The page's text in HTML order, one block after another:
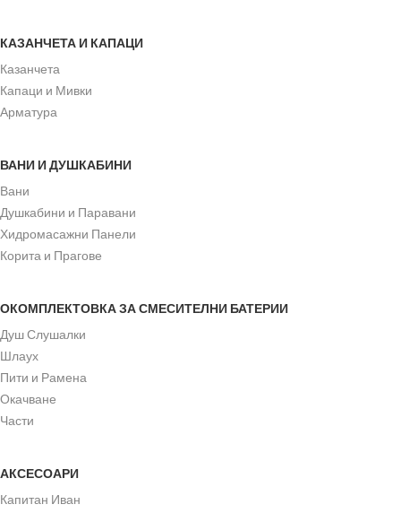
КАЗАНЧЕТА И КАПАЦИ
Казанчета
Капаци и Мивки
Арматура
ВАНИ И ДУШКАБИНИ
Вани
Душкабини и Паравани
Хидромасажни Панели
Корита и Прагове
ОКОМПЛЕКТОВКА ЗА СМЕСИТЕЛНИ БАТЕРИИ
Душ Слушалки
Шлаух
Пити и Рамена
Окачване
Части
АКСЕСОАРИ
Капитан Иван